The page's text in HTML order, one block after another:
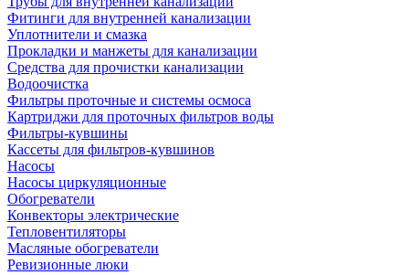
Фитинги для внутренней канализации
Уплотнители и смазка
Прокладки и манжеты для канализации
Средства для прочистки канализации
Водоочистка
Фильтры проточные и системы осмоса
Картриджи для проточных фильтров воды
Фильтры-кувшины
Кассеты для фильтров-кувшинов
Насосы
Насосы циркуляционные
Обогреватели
Конвекторы электрические
Тепловентиляторы
Масляные обогреватели
Ревизионные люки